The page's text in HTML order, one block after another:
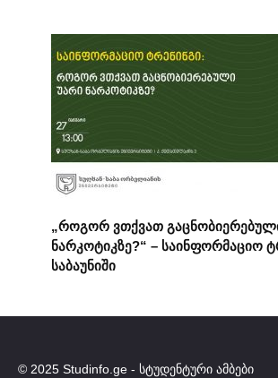
„როგორ ვთქვათ
ნარკოტიკზე?“ – საინფორმაციო
საბაუნიში
© 2025 Studinfo.ge - სტუდენტური ამბები